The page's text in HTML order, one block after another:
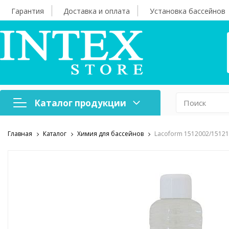
Гарантия Доставка и оплата Установка бассейнов
Каталог продукции
Надувная мебель
Главная Каталог Химия для бассейнов Lacoform 1512002/